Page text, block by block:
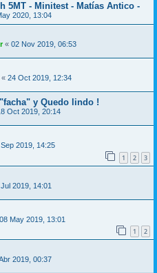
5MT - Minitest - Matías Antico -
2020, 13:04
« 02 Nov 2019, 06:53
« 24 Oct 2019, 12:34
y Quedo lindo !
Oct 2019, 20:14
Sep 2019, 14:25
1 2 3
2019, 14:01
08 May 2019, 13:01
1 2
2019, 00:37